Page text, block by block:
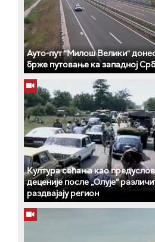
Ауто-пут "Милош Велики"
брже путовање ка западној
Култура сећања као
деценије после „Олује“
раздвајају регион